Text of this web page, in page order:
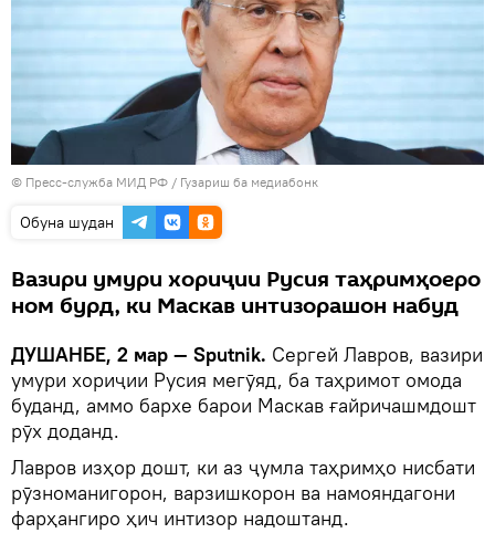
© Пресс-служба МИД РФ / Гузариш ба медиабонк
Обуна шудан
Вазири умури хориҷии Русия таҳримҳоеро
ном бурд, ки Маскав интизорашон набуд
ДУШАНБЕ, 2 мар — Sputnik. Сергей Лавров, вазири
умури хориҷии Русия мегӯяд, ба таҳримот омода
буданд, аммо бархе барои Маскав ғайричашмдошт
рӯх доданд.
Лавров изҳор дошт, ки аз ҷумла таҳримҳо нисбати
рӯзноманигорон, варзишкорон ва намояндагони
фарҳангиро ҳич интизор надоштанд.